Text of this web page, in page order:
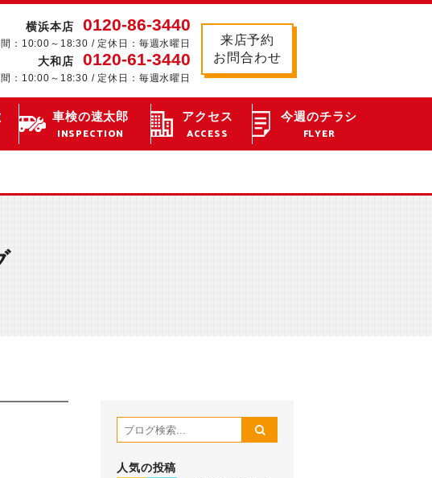
横浜本店 0120-86-3440
：10:00～18:30 / 定休日：毎週水曜日
大和店 0120-61-3440
：10:00～18:30 / 定休日：毎週水曜日
来店予約
お問合わせ
車検の速太郎
INSPECTION
アクセス
ACCESS
今週のチラシ
FLYER
人気の投稿